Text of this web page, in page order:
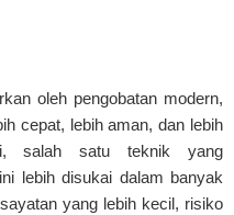
oleh pengobatan modern,
cepat, lebih aman, dan lebih
salah satu teknik yang
lebih disukai dalam banyak
yang lebih kecil, risiko